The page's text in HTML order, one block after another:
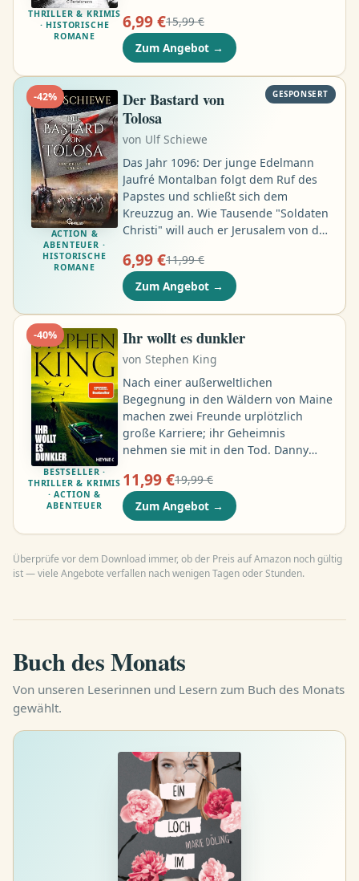
THRILLER & KRIMIS
· HISTORISCHE
ROMANE
die hinter der Front Juden ermorden
sollen. Doch als er sich weigert, an
einer Massenerschießung
teilzunehmen, wird er zur Kripo in
Berlin zurückversetzt. Dort beschäftigt
ihn der Mordfall eines
Abteilungsleiters in Joseph Goebbels‘
Propagandaministerium …
6,99 €15,99 €
Zum Angebot →
GESPONSERT
-42%
ACTION &
ABENTEUER ·
HISTORISCHE
ROMANE
Der Bastard von
Tolosa
von Ulf Schiewe
Das Jahr 1096: Der junge Edelmann
Jaufré Montalban folgt dem Ruf des
Papstes und schließt sich dem
Kreuzzug an. Wie Tausende "Soldaten
Christi" will auch er Jerusalem von den
Jaufré vor einer nur widerwillig
eingegangen Ehe. 14 Jahre und viele
grausame Schlachten später kommen
in Jaufré immer stärke Zweifel am Sinn
des Krieges auf, in dem zwischen Gut
und Böse kaum zu unterscheiden ist
…
6,99 €11,99 €
Zum Angebot →
-40%
BESTSELLER ·
THRILLER & KRIMIS
· ACTION &
ABENTEUER
Ihr wollt es dunkler
von Stephen King
Nach einer außerweltlichen
Begegnung in den Wäldern von Maine
machen zwei Freunde urplötzlich
große Karriere; ihr Geheimnis
nehmen sie mit in den Tod. Danny
tatsächlich findet; in den Augen der
Polizei kann nur er der Mörder sein.
Vic macht Ferien in Florida, wo er eine
verschrobene alte Frau kennenlernt;
eine Bekanntschaft, die in einem
Horrorstrudel endet …
11,99 €19,99 €
Zum Angebot →
Überprüfe vor dem Download immer, ob der Preis auf Amazon noch gültig
ist — viele Angebote verfallen nach wenigen Tagen oder Stunden.
Buch des Monats
Von unseren Leserinnen und Lesern zum Buch des Monats
gewählt.